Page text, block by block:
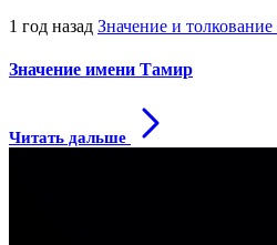
1 год назад Значение и
Значение имени Тамир
Читать дальше